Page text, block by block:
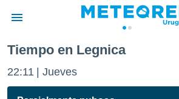
de
ha
Tiempo en Legnica
22:11 Jueves